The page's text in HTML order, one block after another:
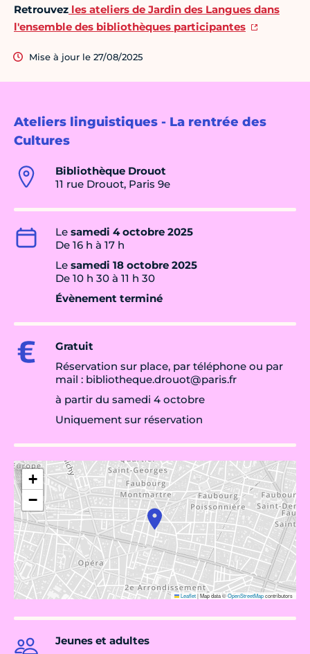
Ateliers linguistiques - La rentrée des
Cultures
Bibliothèque Drouot
11 rue Drouot, Paris 9e
Le samedi 4 octobre 2025
De 16 h à 17 h
Le samedi 18 octobre 2025
De 10 h 30 à 11 h 30
Évènement terminé
Gratuit
Réservation sur place, par téléphone ou par
mail : bibliotheque.drouot@paris.fr
à partir du samedi 4 octobre
Uniquement sur réservation
+
−
Leaflet|Map data ©OpenStreetMapcontributors
Jeunes et adultes
Retrouvez les ateliers de Jardin des Langues dans
l'ensemble des bibliothèques participantes
Mise à jour le 27/08/2025